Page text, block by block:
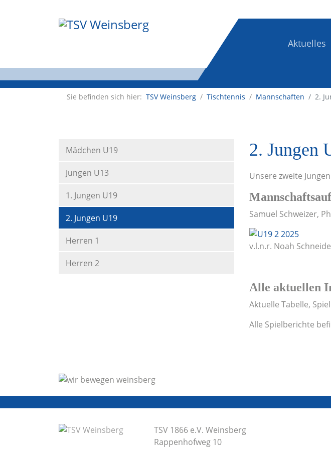
Aktuelles
Sie befinden sich hier: TSV Weinsberg / Tischtennis / Mannschaften 2.
Mädchen U19
Jungen U13
1. Jungen U19
2. Jungen U19
Herren 1
Herren 2
2. Jungen
Unsere zweite
Samuel Schweizer,
v.l.n.r. Noah
Alle aktuellen
Aktuelle Tabelle,
Alle Spielberichte
TSV 1866 e.V. Weinsberg
Rappenhofweg 10